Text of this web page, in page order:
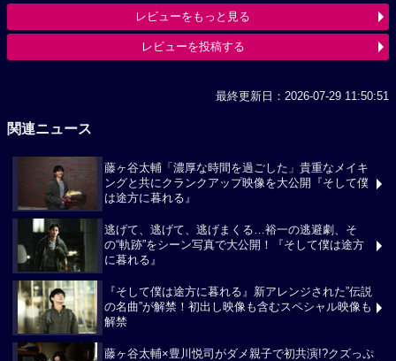
レビューをもっと見る
レビューを投稿する
最終更新日：2026-07-29 11:50:51
関連ニュース
藤ヶ谷太輔「濃厚な時間を過ごした」貴重なメイキ
ングと共にクランクアップ映像を大公開『そして僕
は途方に暮れる』
逃げて、逃げて、逃げまくる…裕一の逃避劇、そ
の“軌跡”をシーン写真で大公開！『そして僕は途方
に暮れる』
『そして僕は途方に暮れる』新アレンジされた”伝説
の名曲”が解禁！初出し映像も含むスペシャル映像も
解禁
藤ヶ谷太輔×豊川悦司がダメ親子で初共演!?クズっぷ